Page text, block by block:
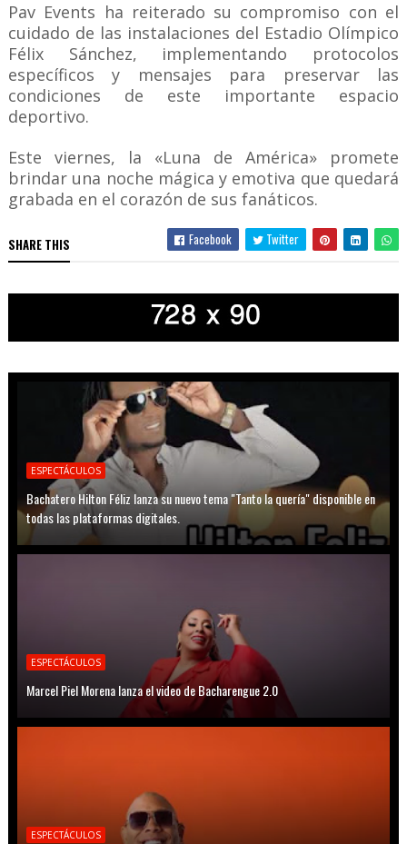
Pav Events ha reiterado su compromiso con el
cuidado de las instalaciones del Estadio Olímpico
Félix Sánchez, implementando protocolos
específicos y mensajes para preservar las
condiciones de este importante espacio
deportivo.
Este viernes, la «Luna de América» promete
brindar una noche mágica y emotiva que quedará
grabada en el corazón de sus fanáticos.
SHARE THIS Facebook Twitter
ESPECTÁCULOS
Bachatero Hilton Féliz lanza su nuevo tema "Tanto la quería" disponible en
todas las plataformas digitales.
ESPECTÁCULOS
Marcel Piel Morena lanza el video de Bacharengue 2.0
ESPECTÁCULOS